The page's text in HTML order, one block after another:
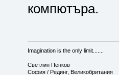
компютъра.
Imagination is the only limit.......
Светлин Пенков
София / Рединг, Великобритания